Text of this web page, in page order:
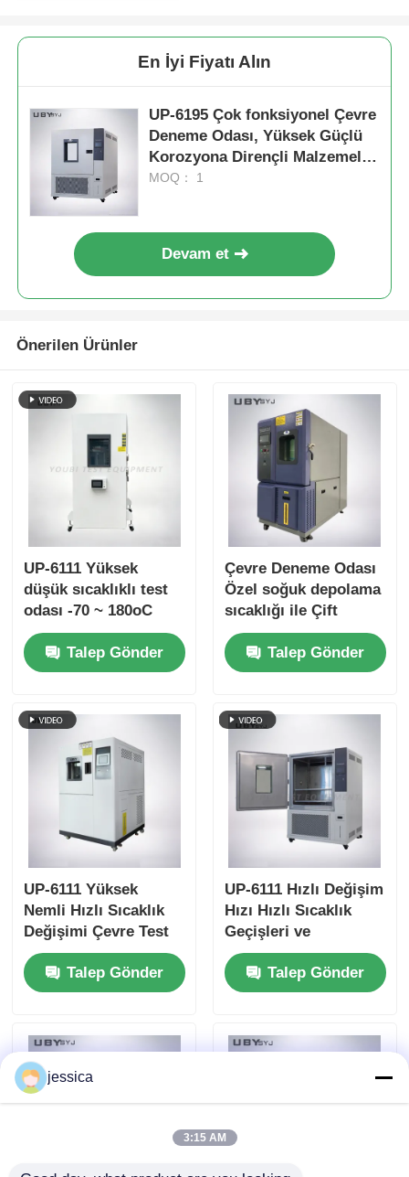
En İyi Fiyatı Alın
UP-6195 Çok fonksiyonel Çevre
Deneme Odası, Yüksek Güçlü
Korozyona Dirençli Malzemeler
ve Özelleştirilebilir Boyut
MOQ： 1
Devam et
Önerilen Ürünler
UP-6111 Yüksek
düşük sıcaklıklı test
odası -70 ~ 180oC
Aralık 20% ~ 98%
Nem ve dokunmatik
ekran Akıllı Kontrol
Talep Gönder
Çevre Deneme Odası
Özel soğuk depolama
sıcaklığı ile Çift
katmanlı kalın cam
kapı ve SUS # 304
paslanmaz çelik içi
Talep Gönder
UP-6111 Yüksek
Nemli Hızlı Sıcaklık
Değişimi Çevre Test
Odası Buhar
JeneratörüTalep Gönder
UP-6111 Hızlı Değişim
Hızı Hızlı Sıcaklık
Geçişleri ve
Programlanabilir
Denetleyici ile İklim
Test Odası
Talep Gönder
jessica
3:15 AM